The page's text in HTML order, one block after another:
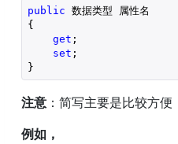
public 数据类型 属性名
{
get ;
set ;
}
注意 ：简写主要是比较方
例如，